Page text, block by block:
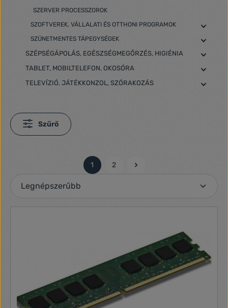
SZERVER PROCESSZOROK
SZOFTVEREK, VÁLLALATI ÉS OTTHONI PROGRAMOK
SZÜNETMENTES TÁPEGYSÉGEK
SZÉPSÉGÁPOLÁS, EGÉSZSÉGMEGŐRZÉS, HIGIÉNIA
TABLET, MOBILTELEFON, OKOSÓRA
TELEVÍZIÓ, JÁTÉKKONZOL, SZÓRAKOZÁS
Szűrő
Oldal
1
Oldal
2